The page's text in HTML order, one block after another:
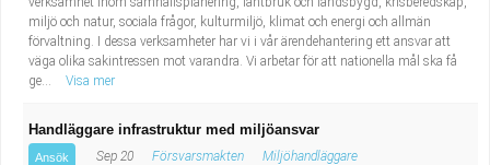
miljö och natur, sociala frågor, kulturmiljö, klimat och energi och allmän
förvaltning. I dessa verksamheter har vi i vår ärendehantering ett ansvar att
väga olika sakintressen mot varandra. Vi arbetar för att nationella mål ska få
ge...
Visa mer
Handläggare infrastruktur med miljöansvar
Ansök Sep 20 Försvarsmakten Miljöhandläggare